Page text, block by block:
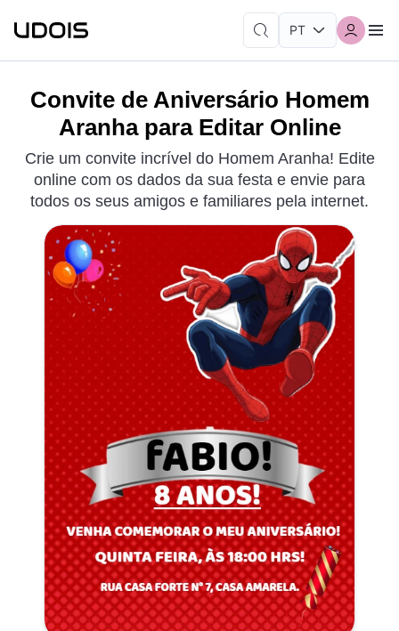
Convite de Aniversário Homem
Aranha para Editar Online
Crie um convite incrível do Homem Aranha! Edite
online com os dados da sua festa e envie para
todos os seus amigos e familiares pela internet.